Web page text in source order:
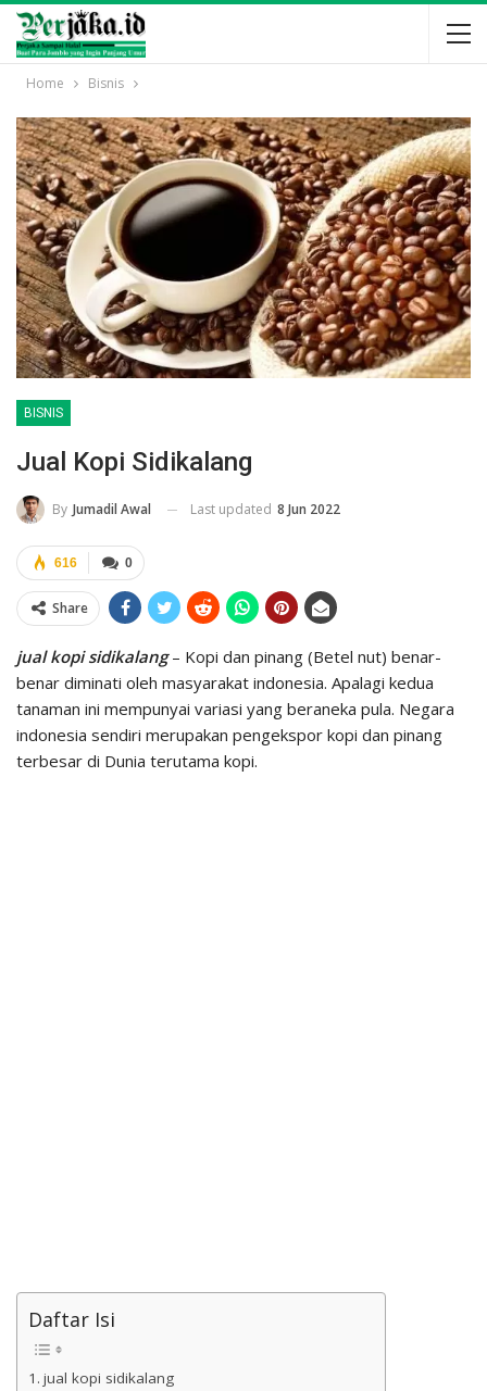
Home Bisnis
BISNIS
Jual Kopi Sidikalang
By Jumadil Awal Last updated 8 Jun 2022
0
616
Share
jual kopi sidikalang– Kopi dan pinang (Betel nut) benar-
benar diminati oleh masyarakat indonesia. Apalagi kedua
tanaman ini mempunyai variasi yang beraneka pula. Negara
indonesia sendiri merupakan pengekspor kopi dan pinang
terbesar di Dunia terutama kopi.
Daftar Isi
jual kopi sidikalang